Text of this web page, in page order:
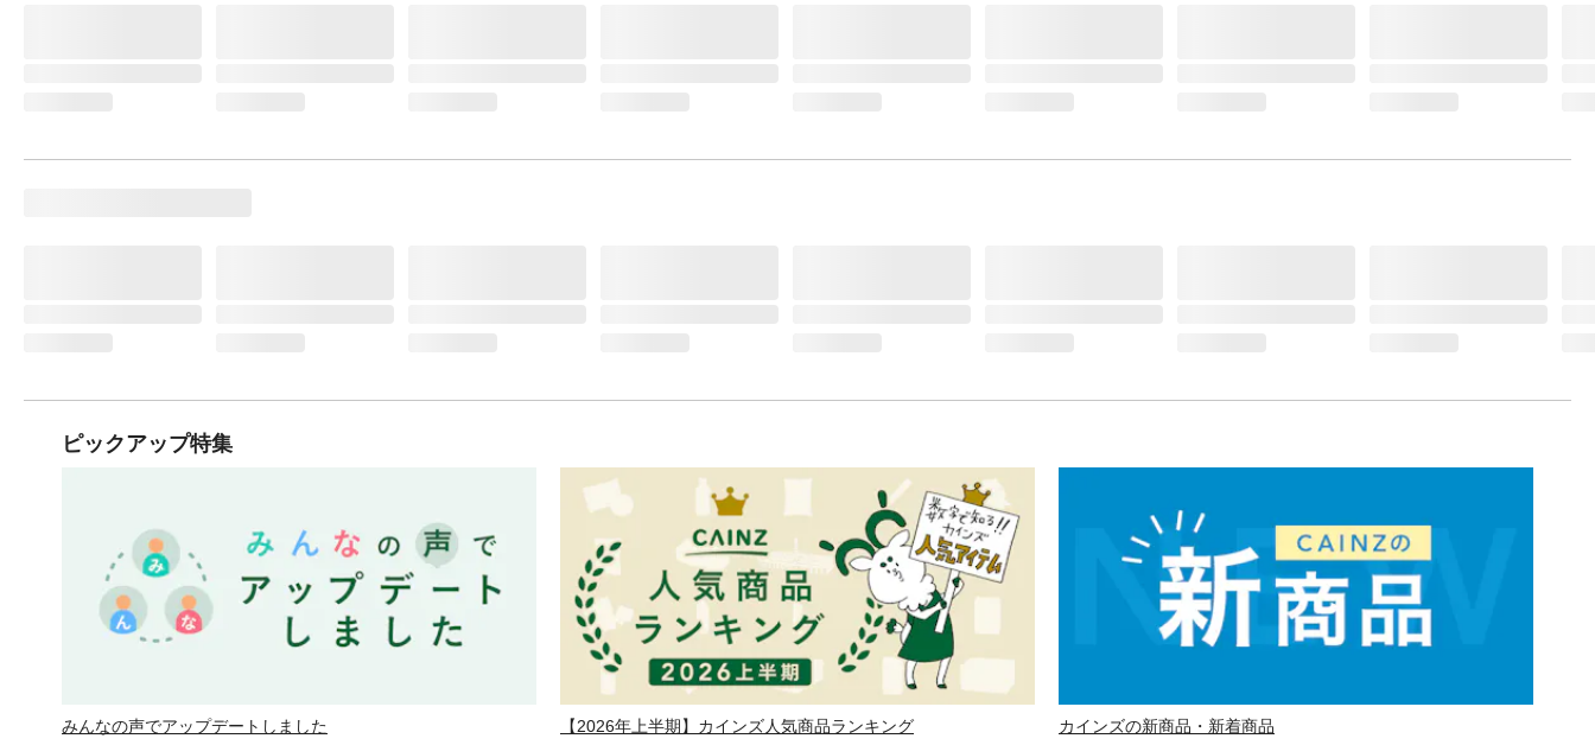
ピックアップ特集
みんなの声でアップデートしました 【2026年上半期】カインズ人気商品ランキング カインズの新商品・新着商品